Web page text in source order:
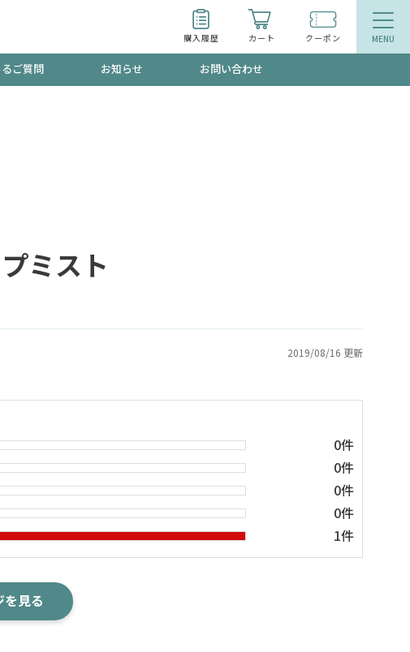
購入履歴 カート クーポン
ご質問 お知らせ お問い合わせ
ミスト
2019/08/16 更新
0件
0件
0件
0件
1件
を見る